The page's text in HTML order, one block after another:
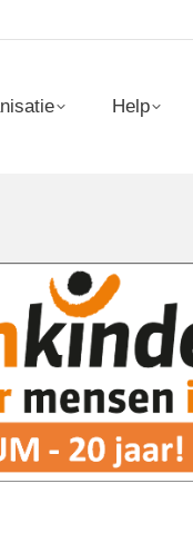
Help
Help